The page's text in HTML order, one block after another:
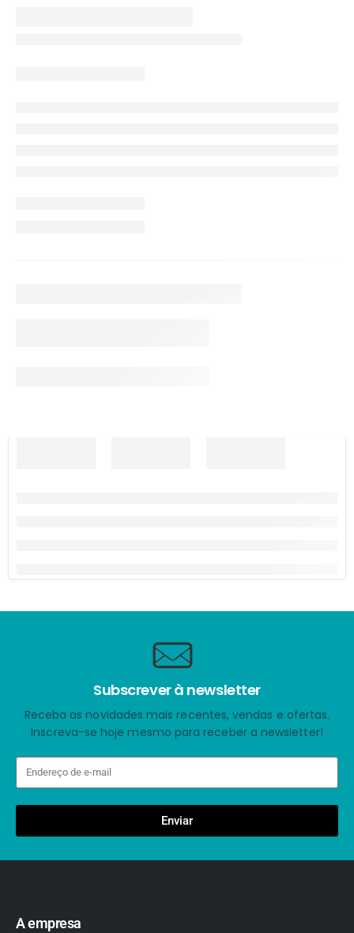
Subscrever à newsletter
Receba as novidades mais recentes, vendas e ofertas.
Inscreva-se hoje mesmo para receber a newsletter!
Enviar
A empresa